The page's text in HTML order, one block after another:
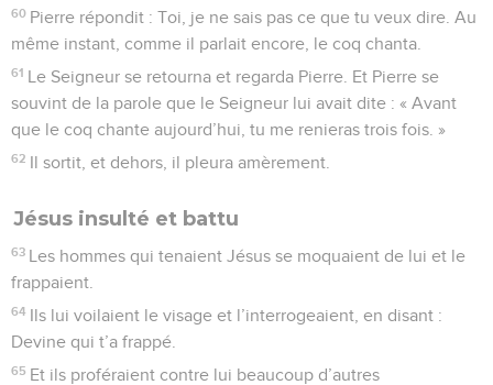
60 Pierre répondit : Toi, je ne sais pas ce que tu veux dire. Au
même instant, comme il parlait encore, le coq chanta.
61 Le Seigneur se retourna et regarda Pierre. Et Pierre se
souvint de la parole que le Seigneur lui avait dite : « Avant
que le coq chante aujourd’hui, tu me renieras trois fois. »
62 Il sortit, et dehors, il pleura amèrement.
Jésus insulté et battu
63 Les hommes qui tenaient Jésus se moquaient de lui et le
frappaient.
64 Ils lui voilaient le visage et l’interrogeaient, en disant :
Devine qui t’a frappé.
65 Et ils proféraient contre lui beaucoup d’autres